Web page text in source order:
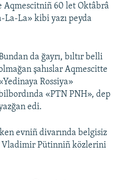
Aqmescitniñ 60 let Oktâbrâ
La-La» kibi yazı peyda
da ğayrı, bıltır belli
şahıslar Aqmescitte
Rossiya»
«PTN PNH», dep
edi.
evniñ divarında belgisiz
Vladimir Pütinniñ közlerini